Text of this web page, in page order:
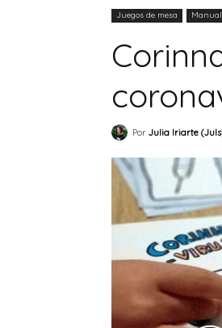
Juegos de mesa
Por Julia Iriarte